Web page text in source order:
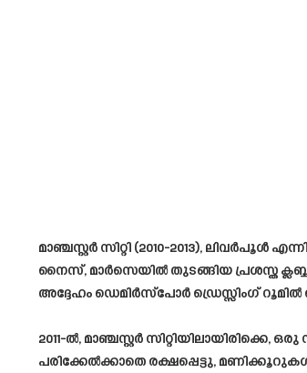
മാഞ്ചസ്റ്റർ സിറ്റി (2010-2013),
നൈസ്, മാർസെയിൽ തുടങ്ങിയ പ്രശസ്ത
അദ്ദേഹം ഡെമിർസ്‌പോർ ഡ്രെസ്സിംഗ്
2011-ൽ, മാഞ്ചസ്റ്റർ
പരിക്കേൽക്കാതെ രക്ഷപ്പെട്ടു,